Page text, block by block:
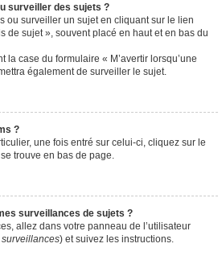
surveiller des sujets ?
ou surveiller un sujet en cliquant sur le lien
de sujet », souvent placé en haut et en bas du
la case du formulaire « M’avertir lorsqu’une
également de surveiller le sujet.
?
une fois entré sur celui-ci, cliquez sur le
trouve en bas de page.
surveillances de sujets ?
allez dans votre panneau de l’utilisateur
) et suivez les instructions.